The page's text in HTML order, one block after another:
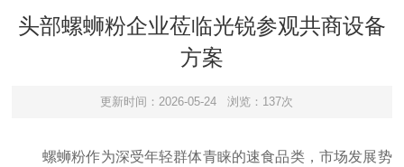
头部螺蛳粉企业莅临光锐参观共商设备
方案
更新时间：2026-05-24 浏览：137次
螺蛳粉作为深受年轻群体青睐的速食品类，市场发展势